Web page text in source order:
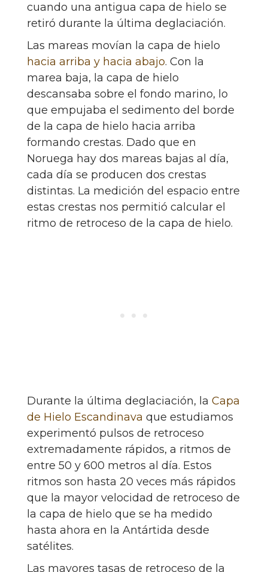
cuando una antigua capa de hielo se
retiró durante la última deglaciación.
Las mareas movían la capa de hielo
hacia arriba y hacia abajo. Con la
marea baja, la capa de hielo
descansaba sobre el fondo marino, lo
que empujaba el sedimento del borde
de la capa de hielo hacia arriba
formando crestas. Dado que en
Noruega hay dos mareas bajas al día,
cada día se producen dos crestas
distintas. La medición del espacio entre
estas crestas nos permitió calcular el
ritmo de retroceso de la capa de hielo.
Durante la última deglaciación, la Capa
de Hielo Escandinava que estudiamos
experimentó pulsos de retroceso
extremadamente rápidos, a ritmos de
entre 50 y 600 metros al día. Estos
ritmos son hasta 20 veces más rápidos
que la mayor velocidad de retroceso de
la capa de hielo que se ha medido
hasta ahora en la Antártida desde
satélites.
Las mayores tasas de retroceso de la